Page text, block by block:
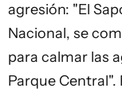
agresión: "El
Nacional, se
para calmar las
Parque Central".